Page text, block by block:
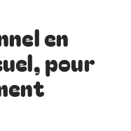
en
pour